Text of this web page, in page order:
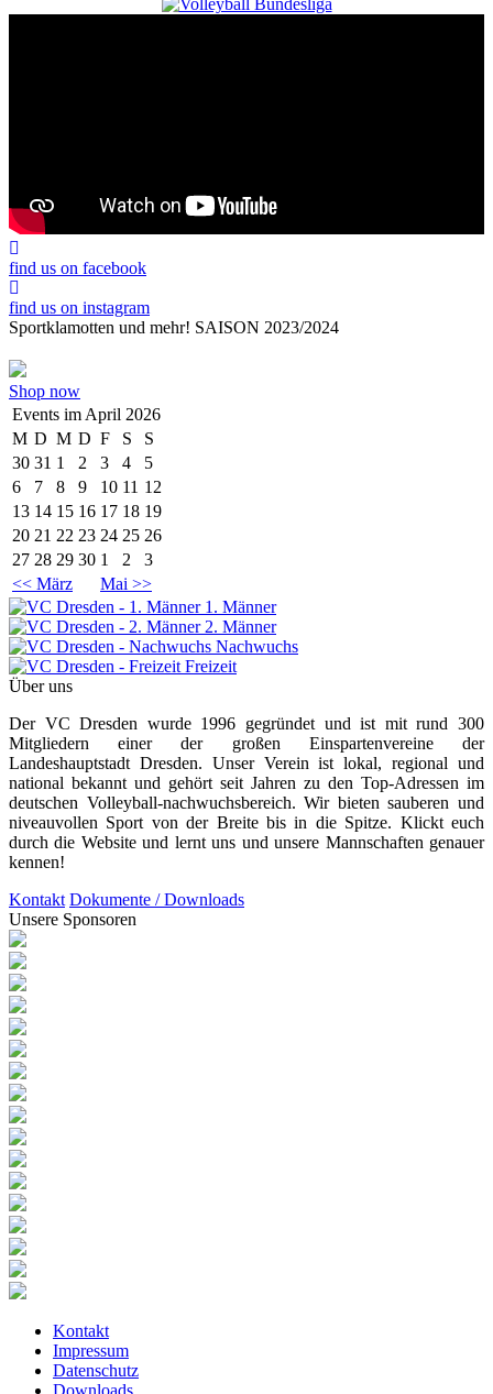
find us on facebook
find us on instagram
Sportklamotten und mehr! SAISON 2023/2024
Shop now
Events im April 2026
M D M D F S
S
30 31 1 2 3 4
5
6
7 8 9 10 11 12
13 14 15 16 17 18 19
20 21 22 23 24 25 26
27 28 29 30 1 2
3
<< März
Mai >>
1. Männer
2. Männer
Nachwuchs
Freizeit
Über uns
Der VC Dresden wurde 1996 gegründet und ist mit rund 300
Mitgliedern einer der großen Einspartenvereine der
Landeshauptstadt Dresden. Unser Verein ist lokal, regional und
national bekannt und gehört seit Jahren zu den Top-Adressen im
deutschen Volleyball-nachwuchsbereich. Wir bieten sauberen und
niveauvollen Sport von der Breite bis in die Spitze. Klickt euch
durch die Website und lernt uns und unsere Mannschaften genauer
kennen!
Kontakt Dokumente / Downloads
Unsere Sponsoren
Kontakt
Impressum
Datenschutz